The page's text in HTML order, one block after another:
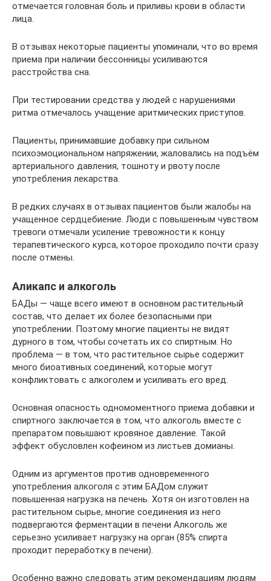
отмечается головная боль и приливы крови в области
лица.
В отзывах некоторые пациенты упоминали, что во время
приема при наличии бессонницы усиливаются
расстройства сна.
При тестировании средства у людей с нарушениями
ритма отмечалось учащение аритмических приступов.
Пациенты, принимавшие добавку при сильном
психоэмоциональном напряжении, жаловались на подъём
артериального давления, тошноту и рвоту после
употребления лекарства.
В редких случаях в отзывах пациентов были жалобы на
учащенное сердцебиение. Люди с повышенным чувством
тревоги отмечали усиление тревожности к концу
терапевтического курса, которое проходило почти сразу
после отмены.
Аликапс и алкоголь
БАДы — чаще всего имеют в основном растительный
состав, что делает их более безопасными при
употреблении. Поэтому многие пациенты не видят
дурного в том, чтобы сочетать их со спиртным. Но
проблема — в том, что растительное сырье содержит
много биоативных соединений, которые могут
конфликтовать с алкоголем и усиливать его вред.
Основная опасность одномоментного приема добавки и
спиртного заключается в том, что алкоголь вместе с
препаратом повышают кровяное давление. Такой
эффект обусловлен кофеином из листьев домианы.
Одним из аргументов против одновременного
употребления алкоголя с этим БАДом служит
повышенная нагрузка на печень. Хотя он изготовлен на
растительном сырье, многие соединения из него
подвергаются ферментации в печени Алкоголь же
серьезно усиливает нагрузку на орган (85% спирта
проходит переработку в печени).
Особенно важно следовать этим рекомендациям людям